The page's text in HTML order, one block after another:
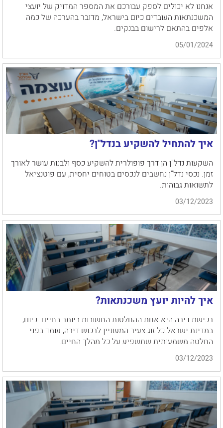
אנחנו לא יכולים לספק עבורכם את המספר המדויק של יועצי
המשכנתאות העובדים כיום בישראל, מדובר בהערכה של כמה
אלפים בהתאם לרישום בבנקים.
05/01/2024
איך להתחיל להשקיע בנדל"ן?
השקעות נדל"ן הן דרך פופולרית להשקיע כסף ולבנות עושר לאורך
זמן. נכסי נדל"ן נחשבים לנכסים בטוחים יחסית, עם פוטנציאל
לתשואות גבוהות.
03/12/2023
איך להיות יועץ משכנתאות?
רכישת דירה היא אחת ההחלטות החשובות ביותר בחיים. כיום,
במדינת ישראל כל זוג צעיר המעוניין לרכוש דירה, עומד בפני
החלטה משמעותית שתשפיע על כל מהלך החיים.
03/12/2023